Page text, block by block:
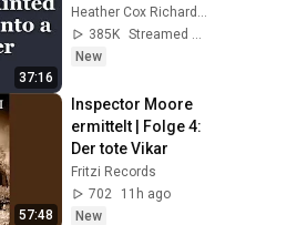
37:16
Heather Cox Richardson
385K
Streamed 6d ago
New
57:48
Inspector Moore
ermittelt | Folge 4:
Der tote Vikar
Fritzi Records
702
11h ago
New